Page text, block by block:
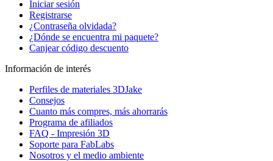
Iniciar sesión
Registrarse
¿Contraseña olvidada?
¿Dónde se encuentra mi paquete?
Canjear código descuento
Información de interés
Perfiles de materiales 3DJake
Consejos
Cuanto más compres, más ahorrarás
Programa de afiliados
FAQ - Impresión 3D
Soporte para FabLabs
Nosotros y el medio ambiente